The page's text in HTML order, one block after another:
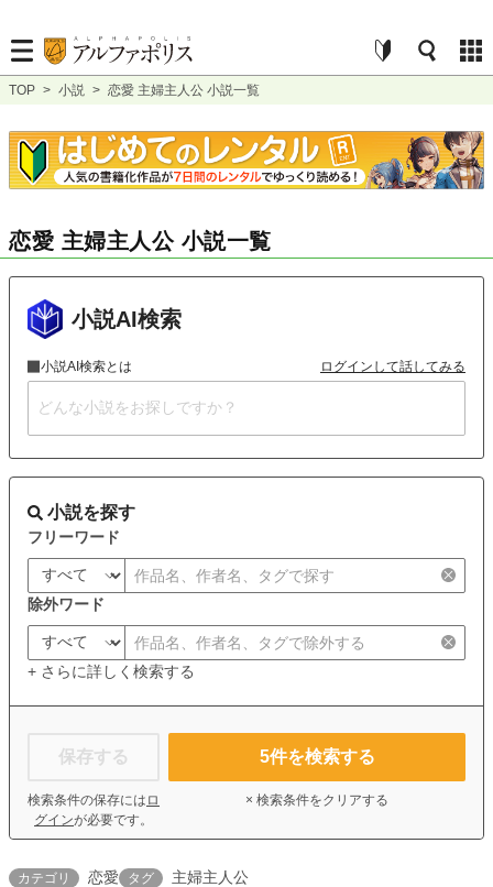
TOP > 小説 > 恋愛 主婦主人公 小説一覧
恋愛 主婦主人公 小説一覧
小説AI検索
小説AI検索とは ログインして話してみる
小説を探す
フリーワード
除外ワード
+ さらに詳しく検索する
保存する
検索条件の保存には ロ
グインが必要です。
5件を検索する
× 検索条件をクリアする
カテゴリ 恋愛 タグ 主婦主人公